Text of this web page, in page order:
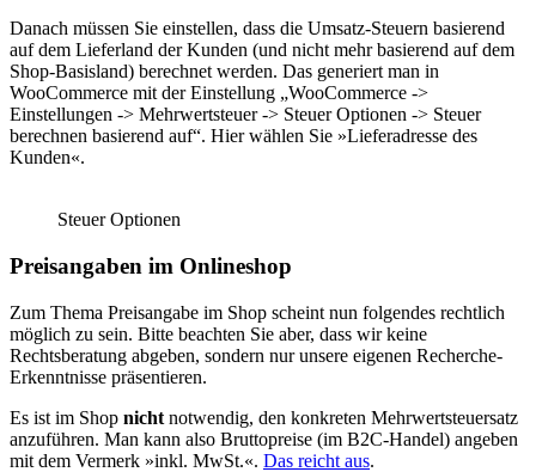
Danach müssen Sie einstellen, dass die Umsatz-Steuern basierend
auf dem Lieferland der Kunden (und nicht mehr basierend auf dem
Shop-Basisland) berechnet werden. Das generiert man in
WooCommerce mit der Einstellung „WooCommerce ->
Einstellungen -> Mehrwertsteuer -> Steuer Optionen -> Steuer
berechnen basierend auf“. Hier wählen Sie »Lieferadresse des
Kunden«.
Steuer Optionen
Preisangaben im Onlineshop
Zum Thema Preisangabe im Shop scheint nun folgendes rechtlich
möglich zu sein. Bitte beachten Sie aber, dass wir keine
Rechtsberatung abgeben, sondern nur unsere eigenen Recherche-
Erkenntnisse präsentieren.
Es ist im Shop nicht notwendig, den konkreten Mehrwertsteuersatz
anzuführen. Man kann also Bruttopreise (im B2C-Handel) angeben
mit dem Vermerk »inkl. MwSt.«. Das reicht aus.